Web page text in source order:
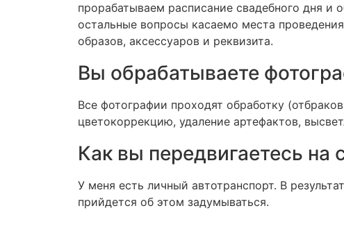
прорабатываем расписание свадебного дня и
остальные вопросы касаемо места
образов, аксессуаров и реквизита.
Вы обрабатываете
Все фотографии проходят обработку
цветокоррекцию, удаление артефактов,
Как вы передвигаетесь на
У меня есть личный автотранспорт. В
прийдется об этом задумываться.